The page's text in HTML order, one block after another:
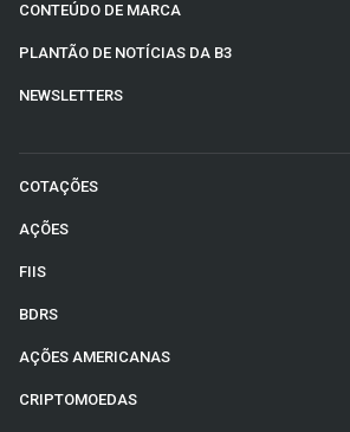
CONTEÚDO DE MARCA
PLANTÃO DE NOTÍCIAS DA B3
NEWSLETTERS
COTAÇÕES
AÇÕES
FIIS
BDRS
AÇÕES AMERICANAS
CRIPTOMOEDAS